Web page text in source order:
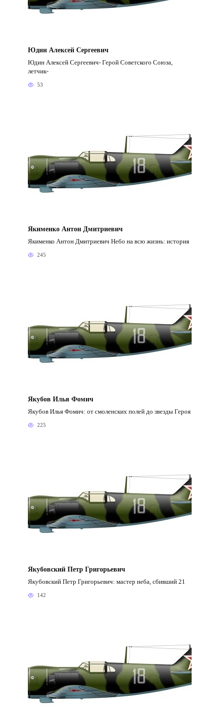
Юдин Алексей Сергеевич
Юдин Алексей Сергеевич- Герой Советского Союза,
летчик-
53
Якименко Антон Дмитриевич
Якименко Антон Дмитриевич Небо на всю жизнь: история
245
Якубов Илья Фомич
Якубов Илья Фомич: от смоленских полей до звезды Героя
225
Якубовский Петр Григорьевич
Якубовский Петр Григорьевич: мастер неба, сбивший 21
142